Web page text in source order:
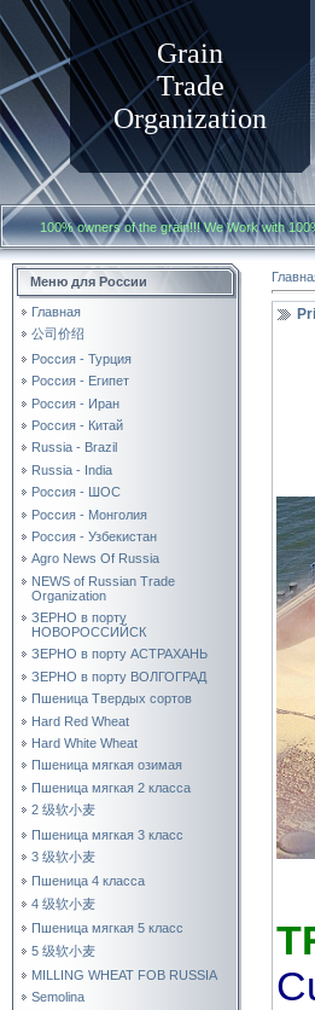
Grain
Trade
Organization
100% owners of the grain!!! We Work with
Меню для России
Главная
公司价绍
Россия - Турция
Россия - Египет
Россия - Иран
Россия - Китай
Russia - Brazil
Russia - India
Россия - ШОС
Россия - Монголия
Россия - Узбекистан
Agro News Of Russia
NEWS of Russian Trade
Organization
ЗЕРНО в порту
НОВОРОССИЙСК
ЗЕРНО в порту АСТРАХАНЬ
ЗЕРНО в порту ВОЛГОГРАД
Пшеница Твердых сортов
Hard Red Wheat
Hard White Wheat
Пшеница мягкая озимая
Пшеница мягкая 2 класса
2 级软小麦
Пшеница мягкая 3 класс
3 级软小麦
Пшеница 4 класса
4 级软小麦
Пшеница мягкая 5 класс
5 级软小麦
MILLING WHEAT FOB RUSSIA
Semolina